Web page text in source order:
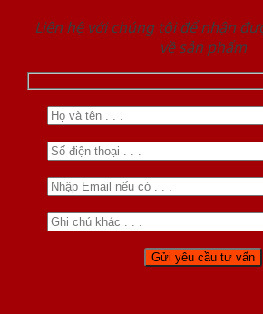
Liên hệ với chúng tôi để nhận
về sản phẩm